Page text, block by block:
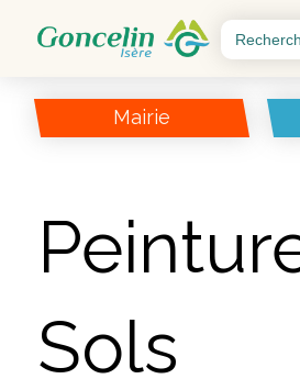
Search
for:
Mairie
Sols